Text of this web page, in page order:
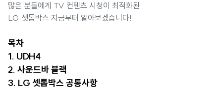
많은 분들에게 TV 컨텐츠 시청이 최적화된
LG 셋톱박스 지금부터 알아보겠습니다!
목차
1. UDH4
2. 사운드바 블랙
3. LG 셋톱박스 공통사항